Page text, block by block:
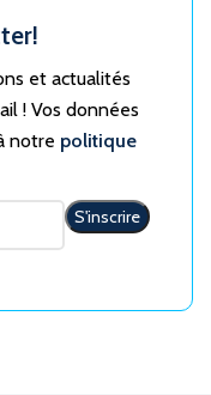
et actualités
! Vos données
notre politique